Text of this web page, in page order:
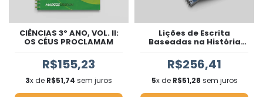
CIÊNCIAS 3º ANO, VOL. II:
OS CÉUS PROCLAMAM
R$155,23
3x de R$51,74 sem juros
Lições de Escrita
Baseadas na História
R$256,41
5x de R$51,28 sem juros